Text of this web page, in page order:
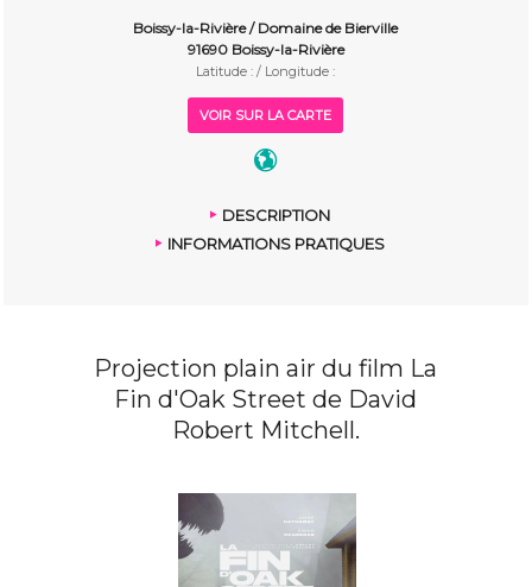
Boissy-la-Rivière / Domaine de Bierville
91690 Boissy-la-Rivière
Latitude : / Longitude :
VOIR SUR LA CARTE
DESCRIPTION
INFORMATIONS PRATIQUES
Projection plain air du film La
Fin d'Oak Street de David
Robert Mitchell.